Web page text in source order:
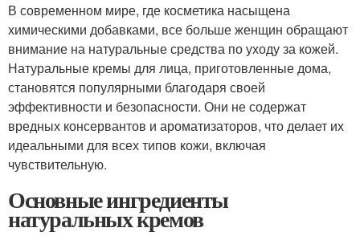
В современном мире, где косметика насыщена
химическими добавками, все больше женщин обращают
внимание на натуральные средства по уходу за кожей.
Натуральные кремы для лица, приготовленные дома,
становятся популярными благодаря своей
эффективности и безопасности. Они не содержат
вредных консервантов и ароматизаторов, что делает их
идеальными для всех типов кожи, включая
чувствительную.
Основные ингредиенты
натуральных кремов